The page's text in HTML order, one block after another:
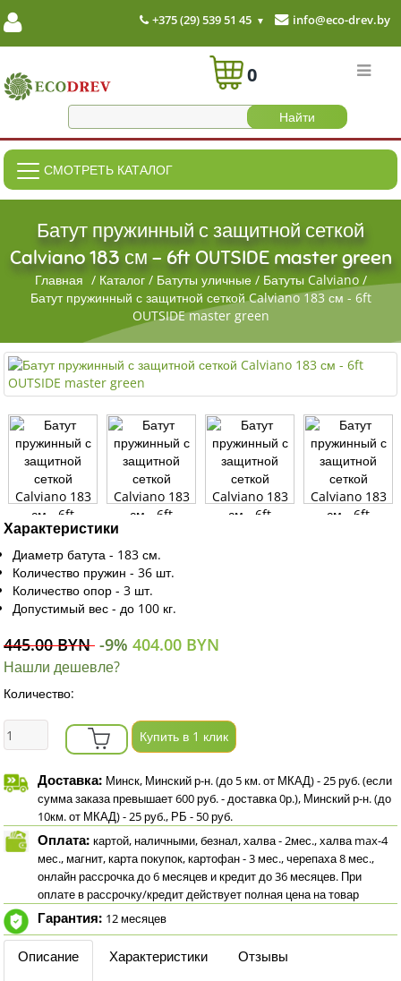
+375 (29) 539 51 45 info@eco-drev.by
0
СМОТРЕТЬ КАТАЛОГ
Батут пружинный с защитной сеткой
Calviano 183 см - 6ft OUTSIDE master green
Главная / Каталог/ Батуты уличные/ Батуты Calviano/
Батут пружинный с защитной сеткой Calviano 183 см - 6ft
OUTSIDE master green
Характеристики
Диаметр батута - 183 см.
Количество пружин - 36 шт.
Количество опор - 3 шт.
Допустимый вес - до 100 кг.
445.00 BYN -9% 404.00 BYN
Нашли дешевле?
Количество:
Купить в 1 клик
Доставка: Минск, Минский р-н. (до 5 км. от МКАД) - 25 руб. (если
сумма заказа превышает 600 руб. - доставка 0р.), Минский р-н. (до
10км. от МКАД) - 25 руб., РБ - 50 руб.
Оплата: картой, наличными, безнал, халва - 2мес., халва max-4
мес., магнит, карта покупок, картофан - 3 мес., черепаха 8 мес.,
онлайн рассрочка до 6 месяцев и кредит до 36 месяцев. При
оплате в рассрочку/кредит действует полная цена на товар
Гарантия: 12 месяцев
Описание Характеристики Отзывы